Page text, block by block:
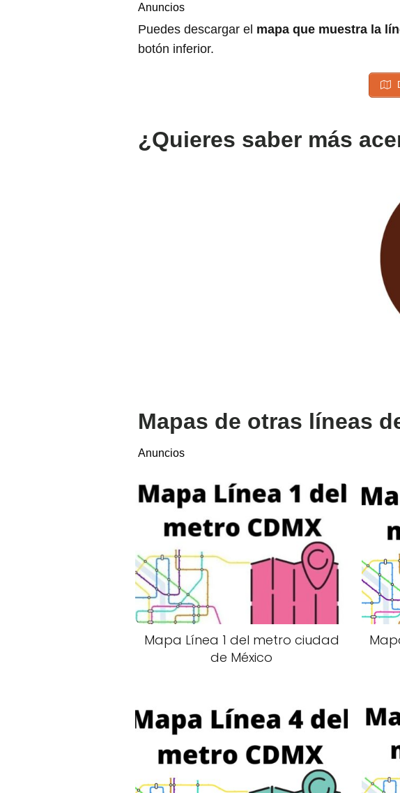
Anuncios
Puedes descargar el mapa que muestra la
botón inferior.
¿Quieres saber más
Mapas de otras líneas
Anuncios
Mapa Línea 1 del metro ciudad
de México